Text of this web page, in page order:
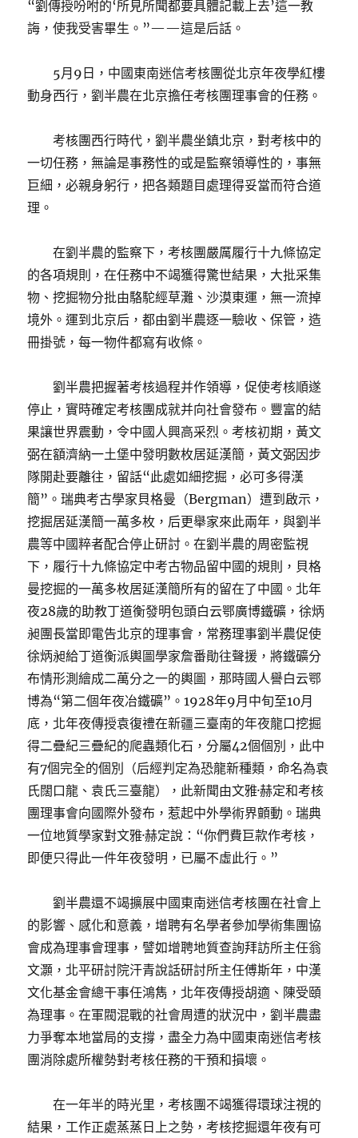
“劉傳授吩咐的‘所見所聞都要具體記載上去’這一教
誨，使我受害畢生。”——這是后話。
5月9日，中國東南迷信考核團從北京年夜學紅樓
動身西行，劉半農在北京擔任考核團理事會的任務。
考核團西行時代，劉半農坐鎮北京，對考核中的
一切任務，無論是事務性的或是監察領導性的，事無
巨細，必親身躬行，把各類題目處理得妥當而符合道
理。
在劉半農的監察下，考核團嚴厲履行十九條協定
的各項規則，在任務中不竭獲得驚世結果，大批采集
物、挖掘物分批由駱駝經草灘、沙漠東運，無一流掉
境外。運到北京后，都由劉半農逐一驗收、保管，造
冊掛號，每一物件都寫有收條。
劉半農把握著考核過程并作領導，促使考核順遂
停止，實時確定考核團成就并向社會發布。豐富的結
果讓世界震動，令中國人興高采烈。考核初期，黃文
弼在額濟納一土堡中發明數枚居延漢簡，黃文弼因步
隊開赴要離往，留話“此處如細挖掘，必可多得漢
簡”。瑞典考古學家貝格曼（Bergman）遭到啟示，
挖掘居延漢簡一萬多枚，后更舉家來此兩年，與劉半
農等中國粹者配合停止研討。在劉半農的周密監視
下，履行十九條協定中考古物品留中國的規則，貝格
曼挖掘的一萬多枚居延漢簡所有的留在了中國。北年
夜28歲的助教丁道衡發明包頭白云鄂廣博鐵礦，徐炳
昶團長當即電告北京的理事會，常務理事劉半農促使
徐炳昶給丁道衡派輿圖學家詹番勛往聲援，將鐵礦分
布情形測繪成二萬分之一的輿圖，那時國人譽白云鄂
博為“第二個年夜冶鐵礦”。1928年9月中旬至10月
底，北年夜傳授袁復禮在新疆三臺南的年夜龍口挖掘
得二疊紀三疊紀的爬蟲類化石，分屬42個個別，此中
有7個完全的個別（后經判定為恐龍新種類，命名為袁
氏闊口龍、袁氏三臺龍），此新聞由文雅·赫定和考核
團理事會向國際外發布，惹起中外學術界顫動。瑞典
一位地質學家對文雅·赫定說：“你們費巨款作考核，
即便只得此一件年夜發明，已屬不虛此行。”
劉半農還不竭擴展中國東南迷信考核團在社會上
的影響、感化和意義，增聘有名學者參加學術集團協
會成為理事會理事，譬如增聘地質查詢拜訪所主任翁
文灝，北平研討院汗青說話研討所主任傅斯年，中漢
文化基金會總干事任鴻雋，北年夜傳授胡適、陳受頤
為理事。在軍閥混戰的社會周遭的狀況中，劉半農盡
力爭奪本地當局的支撐，盡全力為中國東南迷信考核
團消除處所權勢對考核任務的干預和損壞。
在一年半的時光里，考核團不竭獲得環球注視的
結果，工作正處蒸蒸日上之勢，考核挖掘還年夜有可